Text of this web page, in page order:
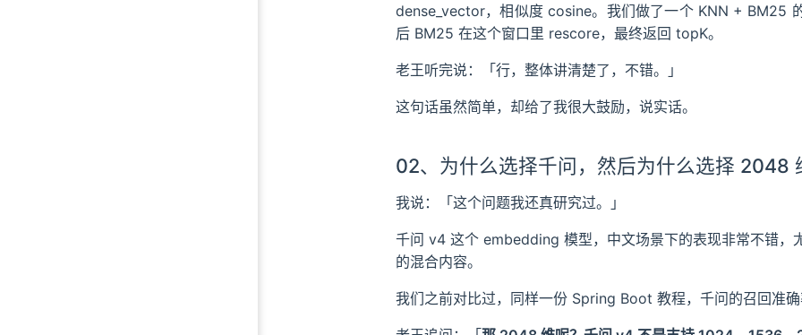
dense_vector，相似度 cosine。我们做了一个 KNN + BM25
后 BM25 在这个窗口里 rescore，最终返回 topK。
老王听完说：「行，整体讲清楚了，不错。」
这句话虽然简单，却给了我很大鼓励，说实话。
02、为什么选择千问，然后为什么选择 2048
我说：「这个问题我还真研究过。」
千问 v4 这个 embedding 模型，中文场景下的表现非常不错，
的混合内容。
我们之前对比过，同样一份 Spring Boot 教程，千问的召回准